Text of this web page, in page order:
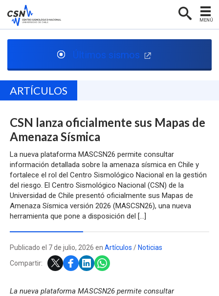
MENÚ
PORTADA
CENTRO SISMOLÓGICO
RED SISMOLÓGICA
SISMOLOGÍA EN CHILE
NOTICIAS
CONTACTO
Últimos sismos
ARTÍCULOS
CSN lanza oficialmente sus Mapas de
Amenaza Sísmica
La nueva plataforma MASCSN26 permite consultar
información detallada sobre la amenaza sísmica en Chile y
fortalece el rol del Centro Sismológico Nacional en la gestión
del riesgo. El Centro Sismológico Nacional (CSN) de la
Universidad de Chile presentó oficialmente sus Mapas de
Amenaza Sísmica versión 2026 (MASCSN26), una nueva
herramienta que pone a disposición del […]
Publicado el 7 de julio, 2026 en Artículos / Noticias
Compartir:
La nueva plataforma MASCSN26 permite consultar